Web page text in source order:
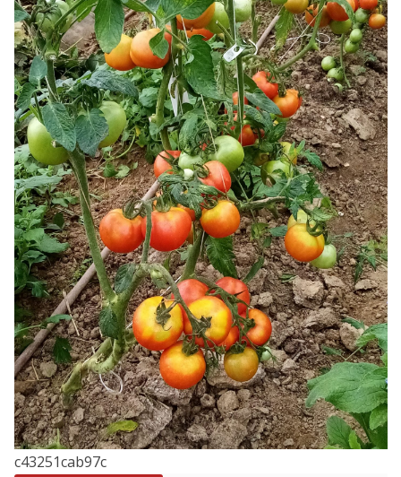
c43251cab97c